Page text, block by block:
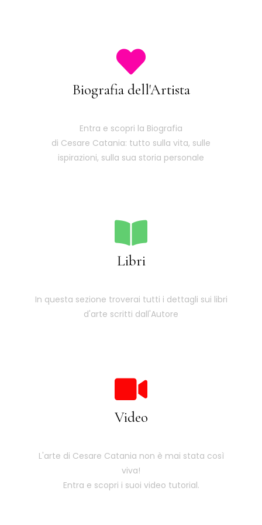
Biografia dell'Artista
Entra e scopri la Biografia
di Cesare Catania: tutto sulla vita, sulle
ispirazioni, sulla sua storia personale
Libri
In questa sezione troverai tutti i dettagli sui libri
d'arte scritti dall'Autore
Video
L'arte di Cesare Catania non è mai stata così
viva!
Entra e scopri i suoi video tutorial.